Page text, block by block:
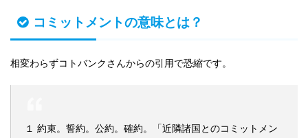
コミットメントの意味とは？
相変わらずコトバンクさんからの引用で恐縮です。
１ 約束。誓約。公約。確約。「近隣諸国とのコミットメン